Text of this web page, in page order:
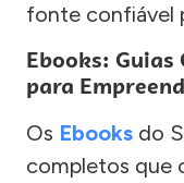
fonte confiável
Ebooks:
para
Os Ebooks do
completos que